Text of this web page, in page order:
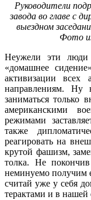
Руководители
завода во главе с
выездном
Фото
Неужели эти
«домашнее
активизации
направлениям.
заниматься только
американскими
режимами
также
реагировать на
крутой фашизм,
толка. Не
неминуемо получим
считай уже у себя
терактами и в